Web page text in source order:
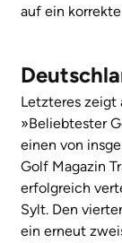
auf ein
Letzteres zeigt
»Beliebtester
einen von
Golf Magazin
erfolgreich
Sylt. Den
ein erneut